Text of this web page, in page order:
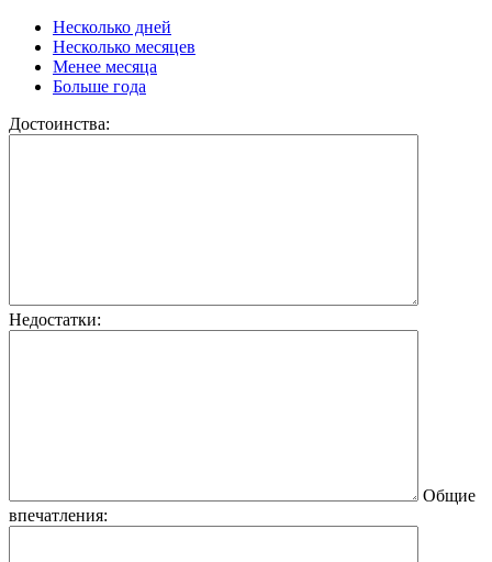
Несколько дней
Несколько месяцев
Менее месяца
Больше года
Достоинства:
Недостатки:
Общие
впечатления: